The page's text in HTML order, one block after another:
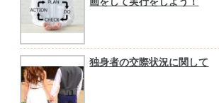
独身者の交際状況に関して